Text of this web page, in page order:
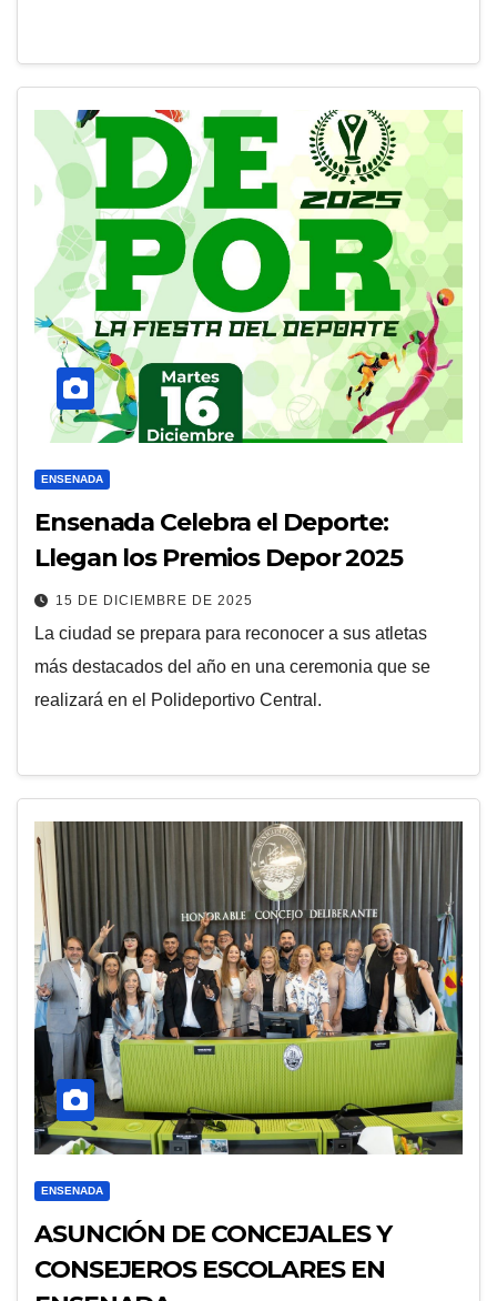
ENSENADA
Ensenada Celebra el Deporte:
Llegan los Premios Depor 2025
15 DE DICIEMBRE DE 2025
La ciudad se prepara para reconocer a sus atletas
más destacados del año en una ceremonia que se
realizará en el Polideportivo Central.
ENSENADA
ASUNCIÓN DE CONCEJALES Y
CONSEJEROS ESCOLARES EN